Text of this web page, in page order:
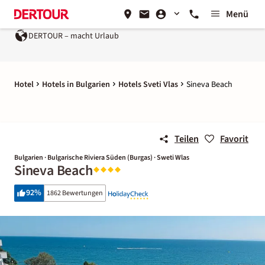
Menü
DERTOUR – macht Urlaub
Hotel Hotels in Bulgarien Hotels Sveti Vlas Sineva Beach
Teilen Favorit
Bulgarien · Bulgarische Riviera Süden (Burgas) · Sweti Wlas
Sineva Beach
92% 1862 Bewertungen